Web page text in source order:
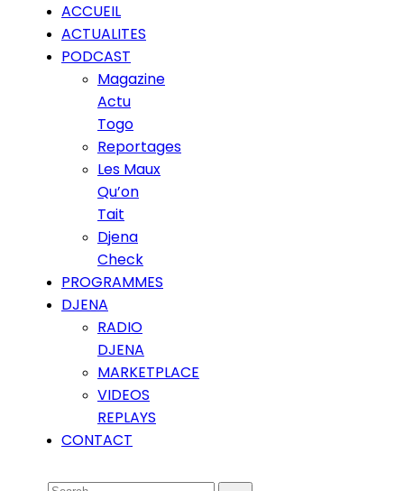
ACCUEIL
ACTUALITES
PODCAST
Magazine
Actu
Togo
Reportages
Les Maux
Qu’on
Tait
Djena
Check
PROGRAMMES
DJENA
RADIO
DJENA
MARKETPLACE
VIDEOS
REPLAYS
CONTACT